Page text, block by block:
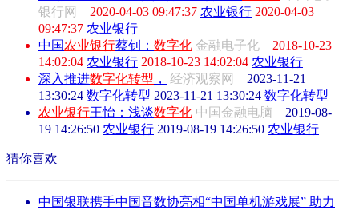
银行网 2020-04-03 09:47:37 农业银行 2020-04-03
09:47:37 农业银行
中国农业银行蔡钊： 数字化 金融电子化 2018-10-23
14:02:04 农业银行 2018-10-23 14:02:04 农业银行
深入推进数字化转型 ， 经济观察网 2023-11-21
13:30:24 数字化转型 2023-11-21 13:30:24 数字化转型
农业银行王怡：浅谈数字化 中国金融电脑 2019-08-
19 14:26:50 农业银行 2019-08-19 14:26:50 农业银行
猜你喜欢
中国银联携手中国音数协亮相“中国单机游戏展” 助力